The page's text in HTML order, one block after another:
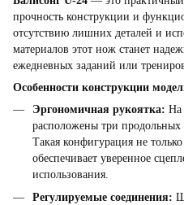
прочность конструкции и
отсутствию лишних деталей и
материалов этот нож станет
ежедневных заданий или
Особенности конструкции
Эргономичная рукоятка: На
расположены три продольных
Такая конфигурация не
обеспечивает уверенное
использования.
Регулируемые соединения: